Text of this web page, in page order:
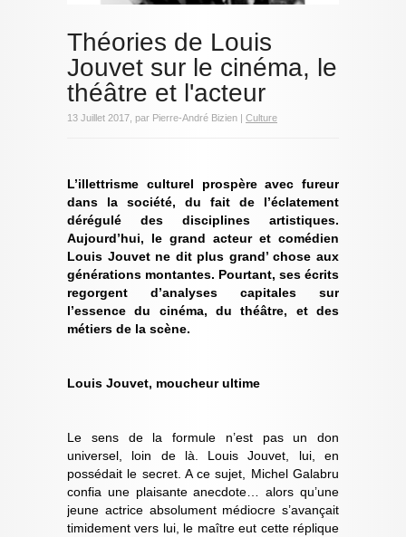
Théories de Louis
Jouvet sur le cinéma, le
théâtre et l'acteur
13 Juillet 2017, par Pierre-André Bizien | Culture
L’illettrisme culturel prospère avec fureur
dans la société, du fait de l’éclatement
dérégulé des disciplines artistiques.
Aujourd’hui, le grand acteur et comédien
Louis Jouvet ne dit plus grand’ chose aux
générations montantes. Pourtant, ses écrits
regorgent d’analyses capitales sur
l’essence du cinéma, du théâtre, et des
métiers de la scène.
Louis Jouvet, moucheur ultime
Le sens de la formule n’est pas un don
universel, loin de là. Louis Jouvet, lui, en
possédait le secret. A ce sujet, Michel Galabru
confia une plaisante anecdote… alors qu’une
jeune actrice absolument médiocre s’avançait
timidement vers lui, le maître eut cette réplique